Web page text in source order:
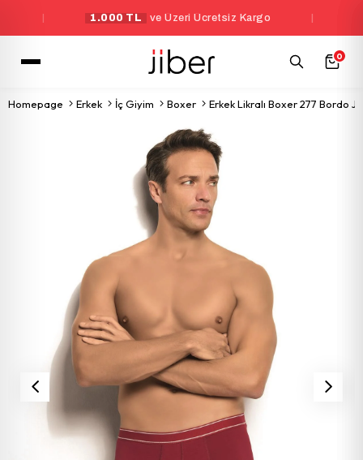
1.000 TL ve Üzeri Ücretsiz Kargo
0
Homepage Erkek İç Giyim Boxer Erkek Likralı Boxer 277 Bordo